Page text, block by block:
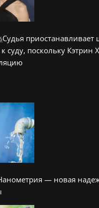
Судья приостанавливает
суду, поскольку Кэтрин
— новая